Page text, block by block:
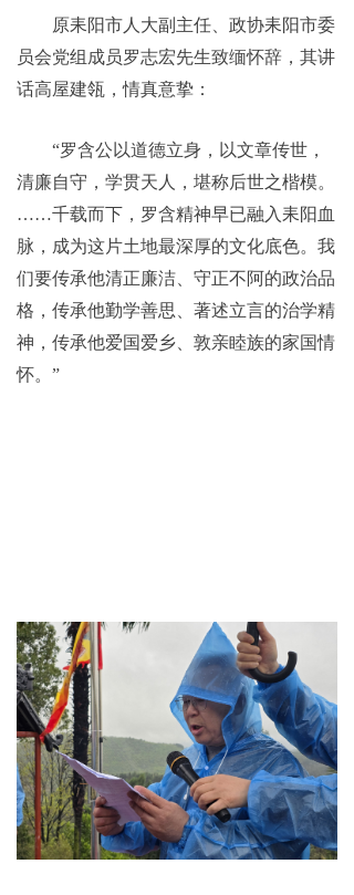
原耒阳市人大副主任、政协耒阳市委
员会党组成员罗志宏先生致缅怀辞，其讲
话高屋建瓴，情真意挚：
“罗含公以道德立身，以文章传世，
清廉自守，学贯天人，堪称后世之楷模。
……千载而下，罗含精神早已融入耒阳血
脉，成为这片土地最深厚的文化底色。我
们要传承他清正廉洁、守正不阿的政治品
格，传承他勤学善思、著述立言的治学精
神，传承他爱国爱乡、敦亲睦族的家国情
怀。”